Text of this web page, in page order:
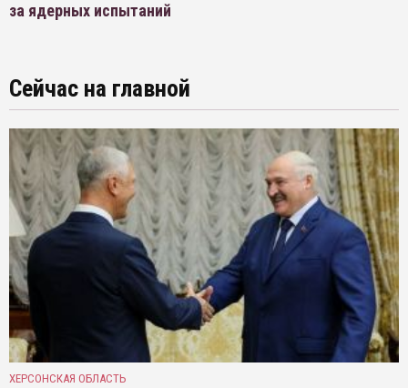
за ядерных испытаний
Сейчас на главной
ХЕРСОНСКАЯ ОБЛАСТЬ